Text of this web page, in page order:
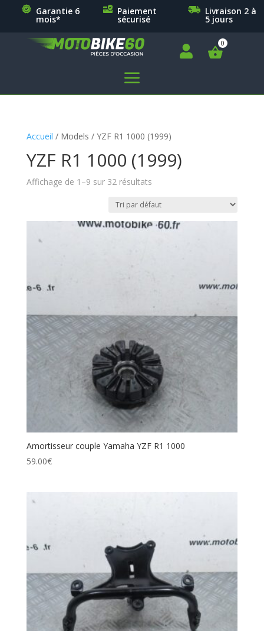
Garantie 6
mois*
Paiement
sécurisé
Livraison 2 à
5 jours

a
Accueil / Models / YZF R1 1000 (1999)
YZF R1 1000 (1999)
Affichage de 1–9 sur 32 résultats
Amortisseur couple Yamaha YZF R1 1000
59.00€